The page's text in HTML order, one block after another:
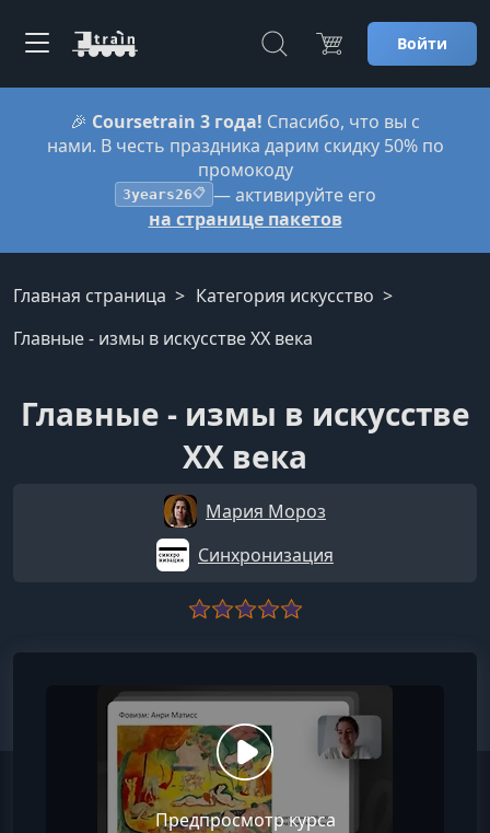
Войти
🎉 Coursetrain 3 года! Спасибо, что вы с
нами. В честь праздника дарим скидку 50% по
промокоду
3years26📋 — активируйте его
на странице пакетов
Главная страница
Категория искусство
Главные - измы в искусстве XX века
Главные - измы в искусстве
XX века
Мария Мороз
Синхронизация
Предпросмотр курса